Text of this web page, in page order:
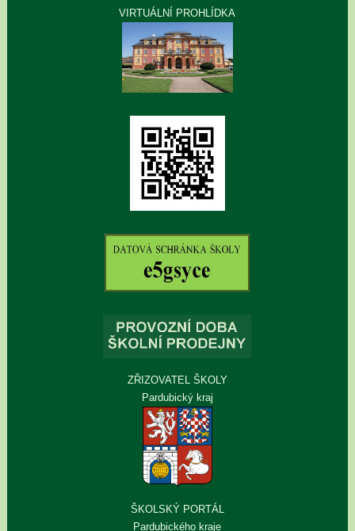
VIRTUÁLNÍ PROHLÍDKA
ZŘIZOVATEL ŠKOLY
Pardubický kraj
ŠKOLSKÝ PORTÁL
Pardubického kraje